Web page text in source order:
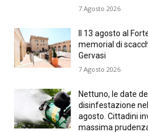
7 Agosto 2026
Il 13 agosto al
memorial di
Gervasi
7 Agosto 2026
Nettuno, le date
disinfestazione
agosto. Cittadini
massima